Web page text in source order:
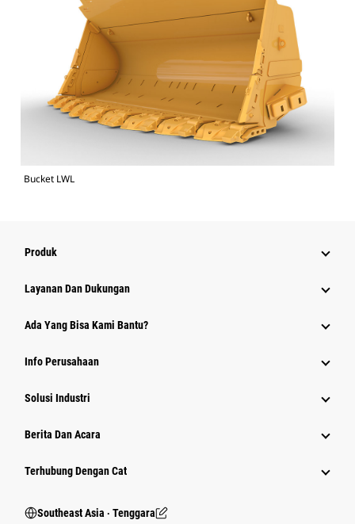
Bucket LWL
Produk
Layanan Dan Dukungan
Ada Yang Bisa Kami Bantu?
Info Perusahaan
Solusi Industri
Berita Dan Acara
Terhubung Dengan Cat
Southeast Asia ‧ Tenggara